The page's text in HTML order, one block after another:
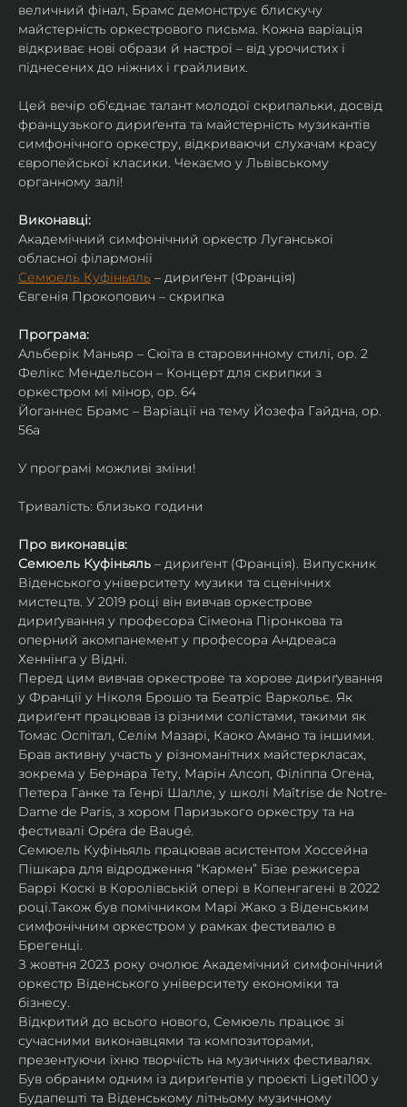
величний фінал, Брамс демонструє блискучу
майстерність оркестрового письма. Кожна варіація
відкриває нові образи й настрої – від урочистих і
піднесених до ніжних і грайливих.
Цей вечір об'єднає талант молодої скрипальки, досвід
французького дириґента та майстерність музикантів
симфонічного оркестру, відкриваючи слухачам красу
європейської класики. Чекаємо у Львівському
органному залі!
Виконавці:
Академічний симфонічний оркестр Луганської
обласної філармонії
Семюель Куфіньяль – дириґент (Франція)
Євгенія Прокопович – скрипка
Програма:
Альберік Маньяр – Сюїта в старовинному стилі, ор. 2
Фелікс Мендельсон – Концерт для скрипки з
оркестром мі мінор, ор. 64
Йоганнес Брамс – Варіації на тему Йозефа Гайдна, ор.
56a
У програмі можливі зміни!
Тривалість: близько години
Про виконавців:
Семюель Куфіньяль – дириґент (Франція). Випускник
Віденського університету музики та сценічних
мистецтв. У 2019 році він вивчав оркестрове
дириґування у професора Сімеона Піронкова та
оперний акомпанемент у професора Андреаса
Хеннінга у Відні.
Перед цим вивчав оркестрове та хорове дириґування
у Франції у Ніколя Брошо та Беатріс Варкольє. Як
дириґент працював із різними солістами, такими як
Томас Оспітал, Селім Мазарі, Каоко Амано та іншими.
Брав активну участь у різноманітних майстеркласах,
зокрема у Бернара Тету, Марін Алсоп, Філіппа Огена,
Петера Ганке та Генрі Шалле, у школі Maîtrise de Notre-
Dame de Paris, з хором Паризького оркестру та на
фестивалі Opéra de Baugé.
Семюель Куфіньяль працював асистентом Хоссейна
Пішкара для відродження “Кармен” Бізе режисера
Баррі Коскі в Королівській опері в Копенгагені в 2022
році.Також був помічником Марі Жако з Віденським
симфонічним оркестром у рамках фестивалю в
Брегенці.
З жовтня 2023 року очолює Академічний симфонічний
оркестр Віденського університету економіки та
бізнесу.
Відкритий до всього нового, Семюель працює зі
сучасними виконавцями та композиторами,
презентуючи їхню творчість на музичних фестивалях.
Був обраним одним із дириґентів у проєкті Ligeti100 у
Будапешті та Віденському літньому музичному